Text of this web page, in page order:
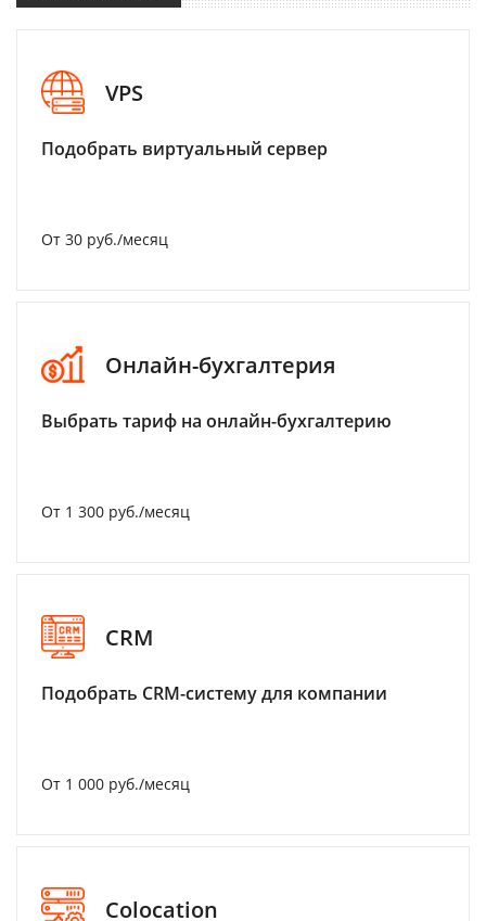
VPS
Подобрать виртуальный сервер
От 30 руб./месяц
Онлайн-бухгалтерия
Выбрать тариф на онлайн-бухгалтерию
От 1 300 руб./месяц
CRM
Подобрать CRM-систему для компании
От 1 000 руб./месяц
Colocation